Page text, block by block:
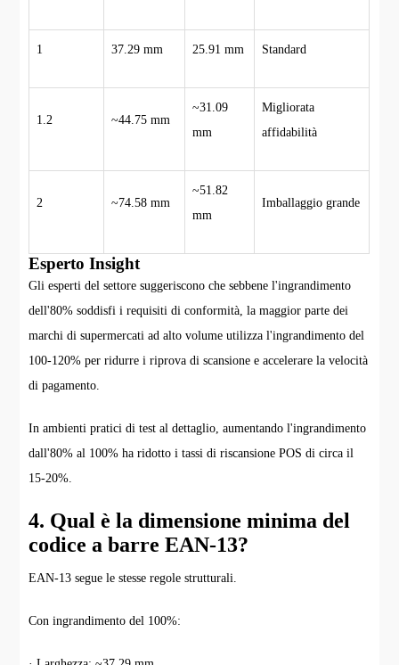
1 37.29 mm 25.91 mm Standard
1.2 ~44.75 mm
~31.09
mm
Migliorata
affidabilità
2 ~74.58 mm
~51.82
mm
Imballaggio grande
Esperto Insight
Gli esperti del settore suggeriscono che sebbene l'ingrandimento
dell'80% soddisfi i requisiti di conformità, la maggior parte dei
marchi di supermercati ad alto volume utilizza l'ingrandimento del
100-120% per ridurre i riprova di scansione e accelerare la velocità
di pagamento.
In ambienti pratici di test al dettaglio, aumentando l'ingrandimento
dall'80% al 100% ha ridotto i tassi di riscansione POS di circa il
15-20%.
4. Qual è la dimensione minima del
codice a barre EAN-13?
EAN-13 segue le stesse regole strutturali.
Con ingrandimento del 100%: